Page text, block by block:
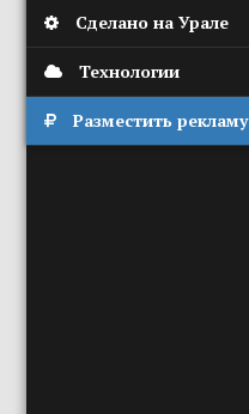
Сделано на Урале
Технологии
Разместить рекламу